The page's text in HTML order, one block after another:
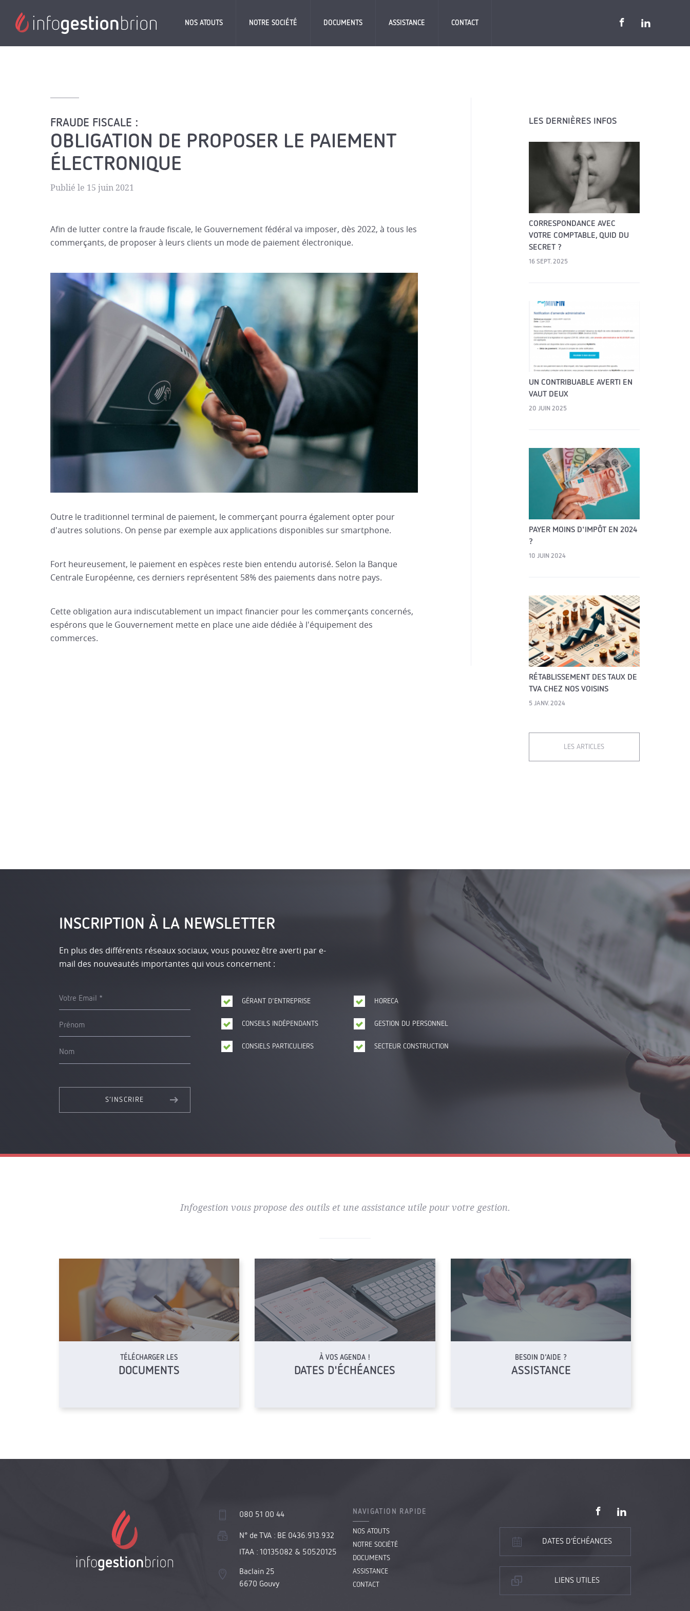
NOS ATOUTS NOTRE SOCIÉTÉ DOCUMENTS ASSISTANCE CONTACT
FRAUDE FISCALE :
OBLIGATION DE PROPOSER LE PAIEMENT
ÉLECTRONIQUE
Publié le 15 juin 2021
Afin de lutter contre la fraude fiscale, le Gouvernement fédéral va imposer, dès 2022, à tous les
commerçants, de proposer à leurs clients un mode de paiement électronique.
Outre le traditionnel terminal de paiement, le commerçant pourra également opter pour
d'autres solutions. On pense par exemple aux applications disponibles sur smartphone.
Fort heureusement, le paiement en espèces reste bien entendu autorisé. Selon la Banque
Centrale Européenne, ces derniers représentent 58% des paiements dans notre pays.
Cette obligation aura indiscutablement un impact financier pour les commerçants concernés,
espérons que le Gouvernement mette en place une aide dédiée à l'équipement des
commerces.
LES DERNIÈRES INFOS
CORRESPONDANCE AVEC
VOTRE COMPTABLE, QUID DU
SECRET ?
16 SEPT. 2025
UN CONTRIBUABLE AVERTI EN
VAUT DEUX
20 JUIN 2025
PAYER MOINS D'IMPÔT EN 2024
?
10 JUIN 2024
RÉTABLISSEMENT DES TAUX DE
TVA CHEZ NOS VOISINS
5 JANV. 2024
LES ARTICLES
INSCRIPTION À LA NEWSLETTER
En plus des différents réseaux sociaux, vous pouvez être averti par e-
mail des nouveautés importantes qui vous concernent :
Votre Email
Prénom
Nom
GÉRANT D'ENTREPRISE HORECA
CONSEILS INDÉPENDANTS GESTION DU PERSONNEL
CONSIELS PARTICULIERS SECTEUR CONSTRUCTION
S’INSCRIRE
Infogestion vous propose des outils et une assistance utile pour votre gestion.
TÉLÉCHARGER LES
DOCUMENTS
À VOS AGENDA !
DATES D'ÉCHÉANCES
BESOIN D'AIDE ?
ASSISTANCE
080 51 00 44
N° de TVA : BE 0436.913.932
ITAA : 10135082 & 50520125
Baclain 25
6670 Gouvy
NAVIGATION RAPIDE
NOS ATOUTS
NOTRE SOCIÉTÉ
DOCUMENTS
ASSISTANCE
CONTACT
DATES D’ÉCHÉANCES
LIENS UTILES